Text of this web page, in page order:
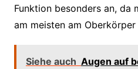
Funktion besonders an, da
am meisten am
Siehe auch Augen auf